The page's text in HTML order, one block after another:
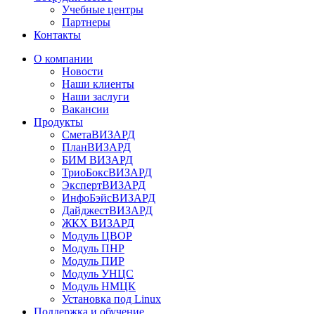
Учебные центры
Партнеры
Контакты
О компании
Новости
Наши клиенты
Наши заслуги
Вакансии
Продукты
СметаВИЗАРД
ПланВИЗАРД
БИМ ВИЗАРД
ТриоБоксВИЗАРД
ЭкспертВИЗАРД
ИнфоБэйсВИЗАРД
ДайджестВИЗАРД
ЖКХ ВИЗАРД
Модуль ЦВОР
Модуль ПНР
Модуль ПИР
Модуль УНЦС
Модуль НМЦК
Установка под Linux
Поддержка и обучение